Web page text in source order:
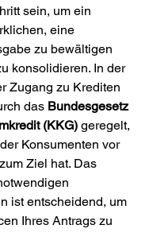
sein, um ein
eine
zu bewältigen
konsolidieren. In der
Zugang zu Krediten
das Bundesgesetz
(KKG) geregelt,
Konsumenten vor
Ziel hat. Das
ist entscheidend, um
Ihres Antrags zu